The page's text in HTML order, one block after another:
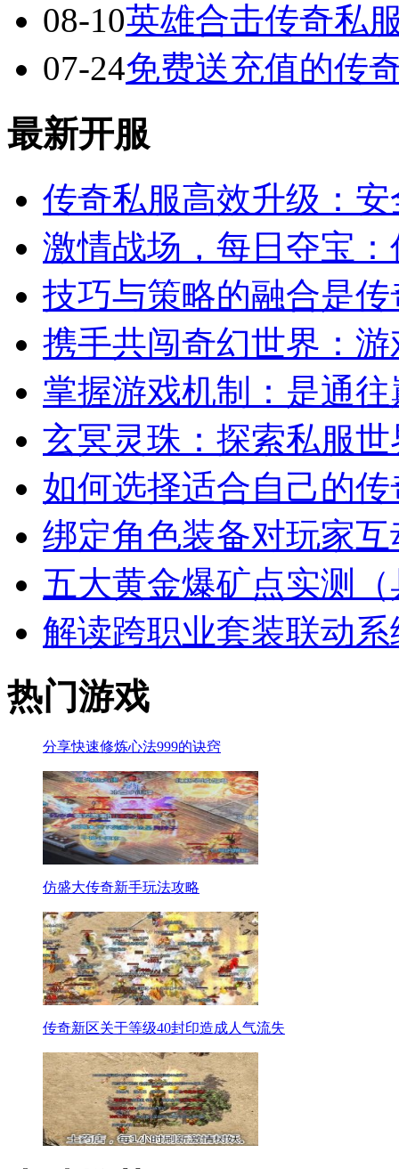
08-10英雄合击传奇私
07-24免费送充值的传
最新开服
传奇私服高效升级：
激情战场，每日夺宝
技巧与策略的融合是
携手共闯奇幻世界：
掌握游戏机制：是通
玄冥灵珠：探索私服
如何选择适合自己的
绑定角色装备对玩家
五大黄金爆矿点实测
解读跨职业套装联动
热门游戏
分享快速修炼心法999的诀窍
仿盛大传奇新手玩法攻略
传奇新区关于等级40封印造成人气流失